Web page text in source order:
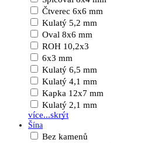
Čtverec 6x6 mm
Kulatý 5,2 mm
Oval 8x6 mm
ROH 10,2x3
6x3 mm
Kulatý 6,5 mm
Kulatý 4,1 mm
Kapka 12x7 mm
Kulatý 2,1 mm
více...skrýt
Šína
Bez kamenů